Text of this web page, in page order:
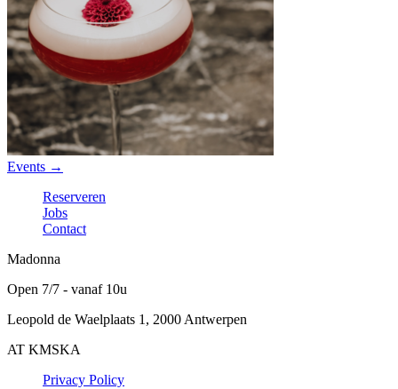
Events →
Reserveren
Jobs
Contact
Madonna
Open 7/7 - vanaf 10u
Leopold de Waelplaats 1, 2000 Antwerpen
AT KMSKA
Privacy Policy